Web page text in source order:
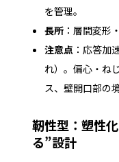
を管理。
長所 ：層間変形
注意点 ：応答加
れ）。偏心・ね
ス、壁開口部の
靭性型：塑性
る”設計